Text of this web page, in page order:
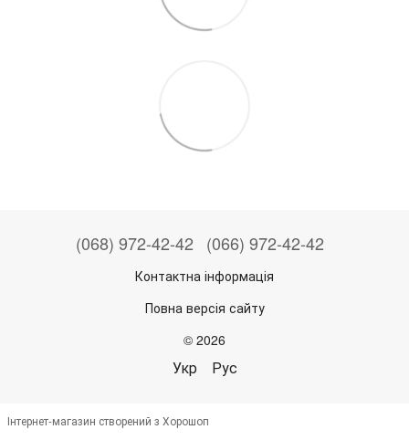
(068) 972-42-42 (066) 972-42-42
Контактна інформація
Повна версія сайту
© 2026
Укр Рус
Інтернет-магазин створений з Хорошоп